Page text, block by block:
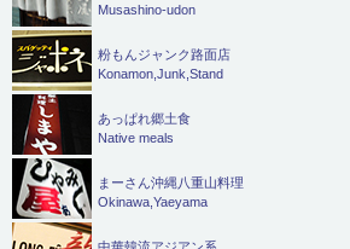
Musashino-udon
粉もんジャンク路面店
Konamon,Junk,Stand
あっぱれ郷土食
Native meals
まーさん沖縄八重山料理
Okinawa,Yaeyama